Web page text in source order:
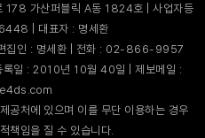
178 가산퍼블릭 A동 1824호 | 사업자등
| 대표자 : 명세환
편집인 : 명세환 | 전화 : 02-866-9957
일 : 2010년 10월 40일 | 제보메일 :
공처에 있으며 이를 무단 이용하는 경우
책임을 질 수 있습니다.